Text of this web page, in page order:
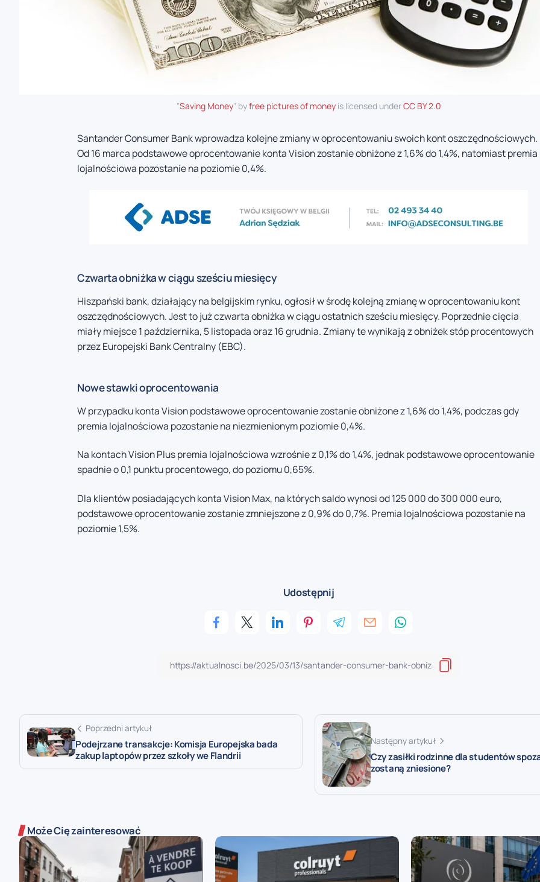
"Saving Money" byfree pictures of moneyis licensed underCC BY 2.0
Santander Consumer Bank wprowadza kolejne zmiany w oprocentowaniu swoich kont oszczędnościowych.
Od 16 marca podstawowe oprocentowanie konta Vision zostanie obniżone z 1,6% do 1,4%, natomiast premia
lojalnościowa pozostanie na poziomie 0,4%.
Czwarta obniżka w ciągu sześciu miesięcy
Hiszpański bank, działający na belgijskim rynku, ogłosił w środę kolejną zmianę w oprocentowaniu kont
oszczędnościowych. Jest to już czwarta obniżka w ciągu ostatnich sześciu miesięcy. Poprzednie cięcia
miały miejsce 1 października, 5 listopada oraz 16 grudnia. Zmiany te wynikają z obniżek stóp procentowych
przez Europejski Bank Centralny (EBC).
Nowe stawki oprocentowania
W przypadku konta Vision podstawowe oprocentowanie zostanie obniżone z 1,6% do 1,4%, podczas gdy
premia lojalnościowa pozostanie na niezmienionym poziomie 0,4%.
Na kontach Vision Plus premia lojalnościowa wzrośnie z 0,1% do 1,4%, jednak podstawowe oprocentowanie
spadnie o 0,1 punktu procentowego, do poziomu 0,65%.
Dla klientów posiadających konta Vision Max, na których saldo wynosi od 125 000 do 300 000 euro,
podstawowe oprocentowanie zostanie zmniejszone z 0,9% do 0,7%. Premia lojalnościowa pozostanie na
poziomie 1,5%.
Udostępnij
Poprzedni artykuł
Podejrzane transakcje: Komisja Europejska bada
zakup laptopów przez szkoły we Flandrii
Następny artykuł
Czy zasiłki rodzinne dla studentów
zostaną zniesione?
Może Cię zainteresować